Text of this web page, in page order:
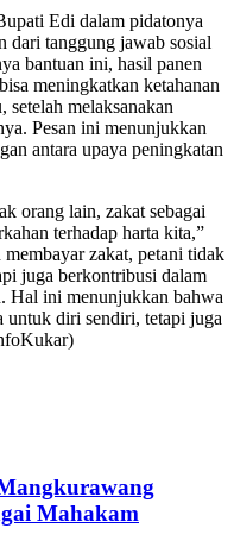
Edi dalam pidatonya
dari tanggung jawab sosial
bantuan ini, hasil panen
meningkatkan ketahanan
melaksanakan
Pesan ini menunjukkan
antara upaya peningkatan
orang lain, zakat sebagai
terhadap harta kita,”
zakat, petani tidak
juga berkontribusi dalam
Hal ini menunjukkan bahwa
untuk diri sendiri, tetapi juga
Mahakam